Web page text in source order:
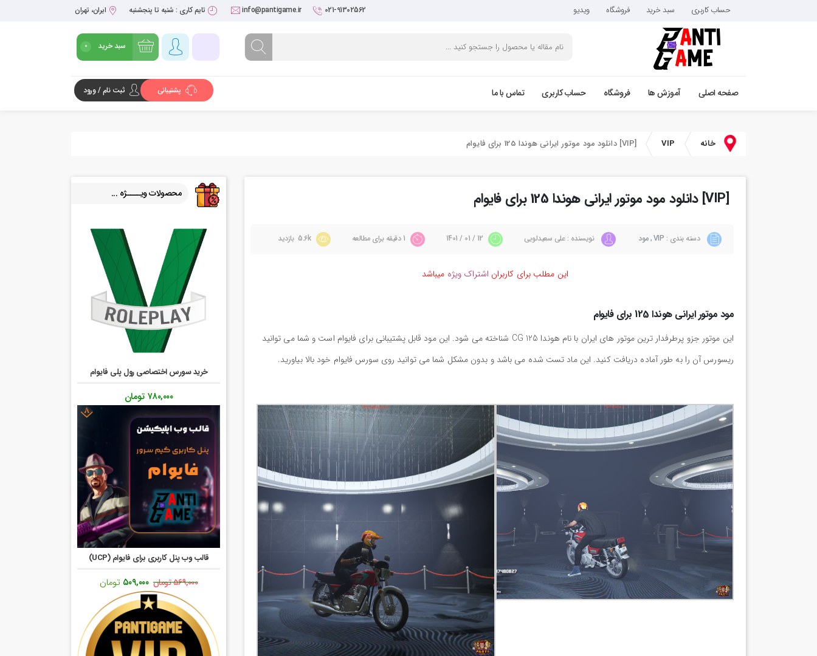
حساب کاربری سبد خرید فروشگاه ویدیو 021-91302562
info@pantigame.ir تایم کاری : شنبه تا پنجشنبه ایران، تهران
سبد خرید 0
صفحه اصلی آموزش ها فروشگاه حساب کاربری تماس با ما پشتیبانی ثبت نام / ورود
خانه VIP [VIP] دانلود مود موتور ایرانی هوندا 125 برای فایوام
[VIP] دانلود مود موتور ایرانی هوندا 125 برای فایوام
دسته بندی : VIP
,مود نویسنده : علی سعیدلویی 5.6k بازدید
این مطلب برای کاربران اشتراک ویژه میباشد
مود موتور ایرانی هوندا 125 برای فایوام
این موتور جزو پرطرفدار ترین موتور های ایران با نام هوندا 125 CG شناخته می شود. این مود قابل پشتیبانی برای فایوام است و شما می توانید
ریسورس آن را به طور آماده دریافت کنید. این ماد تست شده می باشد و بدون مشکل شما می توانید روی سورس فایوام خود بالا بیاورید.
محصولات ویــــژه ...
خرید سورس اختصاصی رول پلی فایوام
۷۸۰,۰۰۰ تومان
قالب وب پنل کاربری برای فایوام (UCP)
۵۶۹,۰۰۰تومان قیمت
اصلی:
۵۶۹,۰۰۰ تومان
بود.
۵۰۹,۰۰۰ تومان